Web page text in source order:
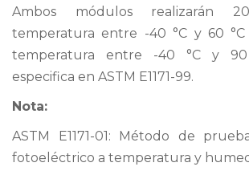
Ambos módulos realizarán
temperatura entre -40 °C y 60
temperatura entre -40 °C y
especifica en ASTM E1171-99.
Nota:
ASTM E1171-01: Método de
fotoeléctrico a temperatura y